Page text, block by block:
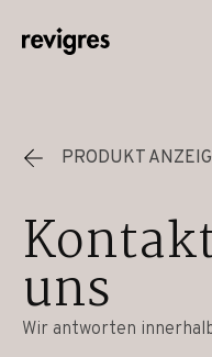
Zum Hauptinhalt springen
PRODUKT
uns
Wir antworten